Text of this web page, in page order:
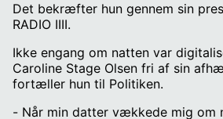
Det bekræfter hun gennem sin
RADIO IIII.
Ikke engang om natten var
Caroline Stage Olsen fri af sin
fortæller hun til Politiken.
- Når min datter vækkede mig om